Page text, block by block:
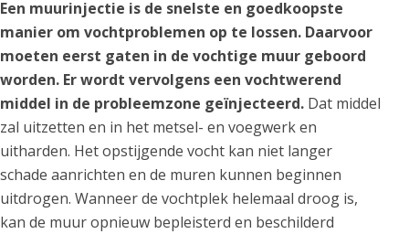
Een muurinjectie is de snelste en goedkoopste
manier om vochtproblemen op te lossen. Daarvoor
moeten eerst gaten in de vochtige muur geboord
worden. Er wordt vervolgens een vochtwerend
middel in de probleemzone geïnjecteerd. Dat middel
zal uitzetten en in het metsel- en voegwerk en
uitharden. Het opstijgende vocht kan niet langer
schade aanrichten en de muren kunnen beginnen
uitdrogen. Wanneer de vochtplek helemaal droog is,
kan de muur opnieuw bepleisterd en beschilderd